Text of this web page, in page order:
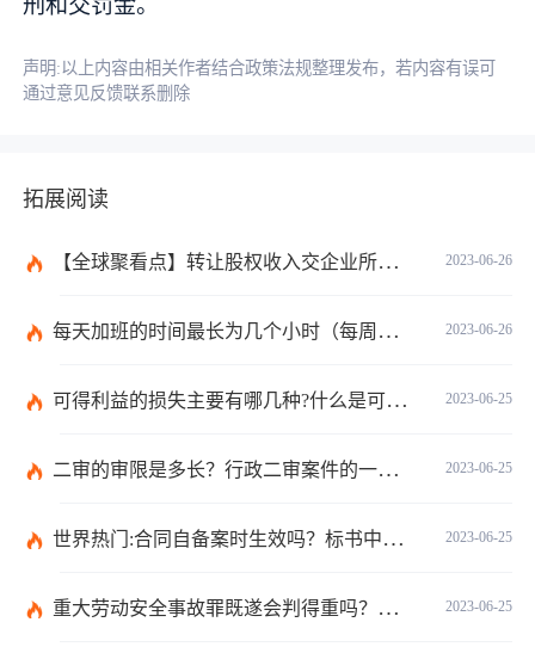
声明:以上内容由相关作者结合政策法规整理发布，若内容有误可
通过意见反馈联系删除
拓展阅读
2023-06-26
【全球聚看点】转让股权收入交企业所得税吗？企业所得税征税原则是什么？
2023-06-26
每天加班的时间最长为几个小时（每周加班不能超过多少小时）
2023-06-25
可得利益的损失主要有哪几种?什么是可得利益？|天天速读
2023-06-25
二审的审限是多长？行政二审案件的一般处理规则是什么?
2023-06-25
世界热门:合同自备案时生效吗？标书中的合同需要全部放上去吗？
2023-06-25
重大劳动安全事故罪既遂会判得重吗？重大劳动安全事故罪与玩忽职守罪的界限是什么？_世界速看